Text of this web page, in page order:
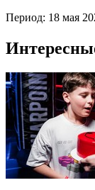
Период: 18 мая